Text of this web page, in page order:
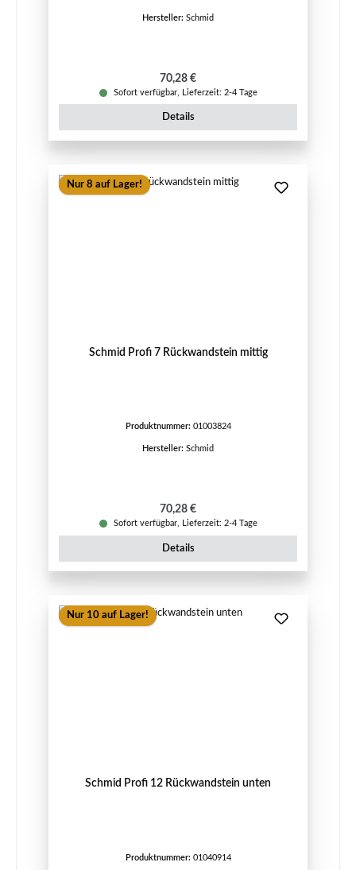
Hersteller: Schmid
Regulärer Preis:
70,28 €
Sofort verfügbar, Lieferzeit: 2-4 Tage
Details
Nur 8 auf Lager!
Schmid Profi 7 Rückwandstein mittig
Produktnummer: 01003824
Hersteller: Schmid
Regulärer Preis:
70,28 €
Sofort verfügbar, Lieferzeit: 2-4 Tage
Details
Nur 10 auf Lager!
Schmid Profi 12 Rückwandstein unten
Produktnummer: 01040914